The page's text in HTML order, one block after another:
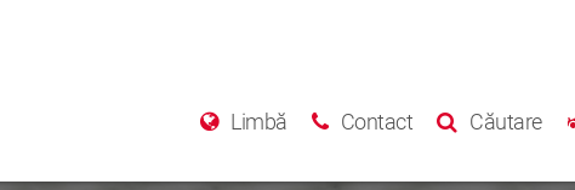
Limbă Contact Căutare